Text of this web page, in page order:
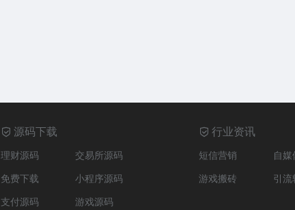
源码下载
理财源码
交易所源码
免费下载
小程序源码
支付源码
游戏源码
行业资讯
短信营销
自
游戏搬砖
引流